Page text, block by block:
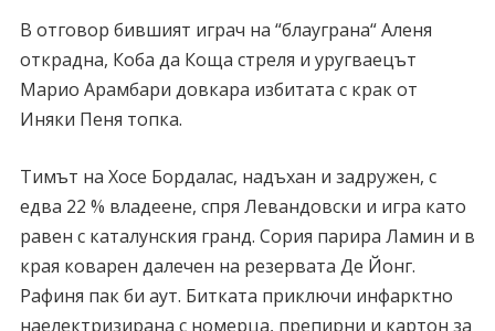
В отговор бившият играч на “блауграна“ Аленя
открадна, Коба да Коща стреля и уругваецът
Марио Арамбари довкара избитата с крак от
Иняки Пеня топка.
Тимът на Хосе Бордалас, надъхан и задружен, с
едва 22 % владеене, спря Левандовски и игра като
равен с каталунския гранд. Сория парира Ламин и в
края коварен далечен на резервата Де Йонг.
Рафиня пак би аут. Битката приключи инфарктно
наелектризирана с номерца, препирни и картон за